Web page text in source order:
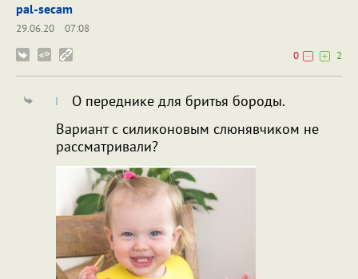
pal-secam
29.06.20
07:08
0
2
О переднике для бритья бороды.
Вариант с силиконовым слюнявчиком не
рассматривали?